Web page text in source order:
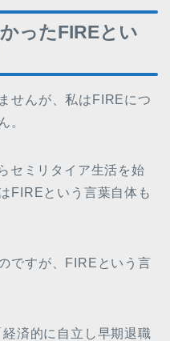
ったFIREとい
せんが、私はFIREにつ
。
セミリタイア生活を始
FIREという言葉自体も
ですが、FIREという言
済的に自立し早期退職